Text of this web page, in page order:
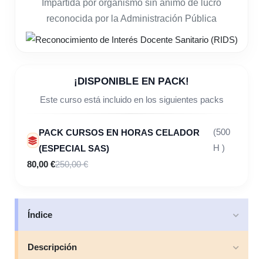
Impartida por organismo sin ánimo de lucro
reconocida por la Administración Pública
¡DISPONIBLE EN PACK!
Este curso está incluido en los siguientes packs
PACK CURSOS EN HORAS CELADOR
(ESPECIAL SAS)
(500
H )
80,00 €250,00 €
Índice
Descripción